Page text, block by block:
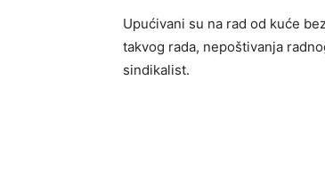
Upućivani su na rad od kuće
takvog rada, nepoštivanja
sindikalist.